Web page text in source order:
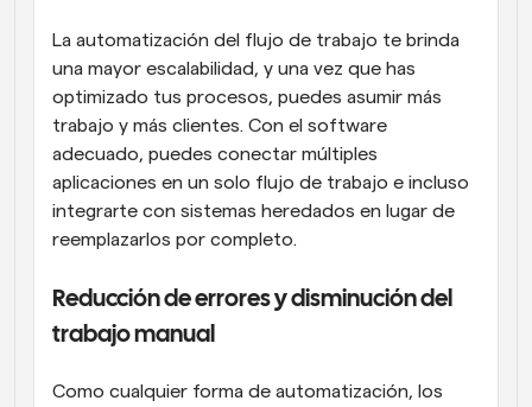
La automatización del flujo de trabajo te brinda
una mayor escalabilidad, y una vez que has
optimizado tus procesos, puedes asumir más
trabajo y más clientes. Con el software
adecuado, puedes conectar múltiples
aplicaciones en un solo flujo de trabajo e incluso
integrarte con sistemas heredados en lugar de
reemplazarlos por completo.
Reducción de errores y disminución del
trabajo manual
Como cualquier forma de automatización, los